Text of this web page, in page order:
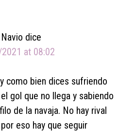
dice
at 08:02
como bien dices sufriendo
gol que no llega y sabiendo
de la navaja. No hay rival
eso hay que seguir